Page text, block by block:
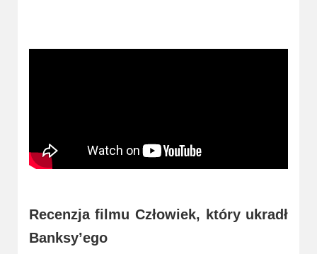
Recenzja filmu Człowiek, który ukradł
Banksy’ego